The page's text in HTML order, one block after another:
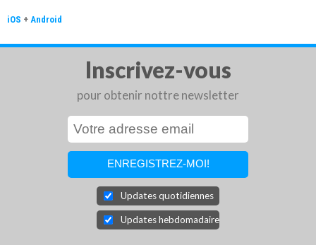
iOS + Android
Inscrivez-vous
pour obtenir nottre newsletter
Updates quotidiennes
Updates hebdomadaires